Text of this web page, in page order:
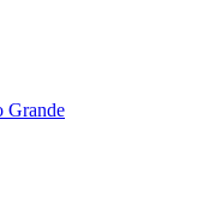
Grande